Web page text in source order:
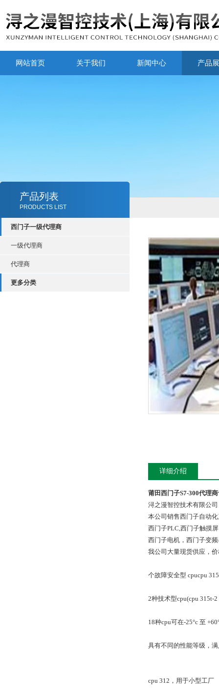
网站首页 关于我们 新闻中心 产品
产品列表
PRODUCTS LIST
西门子一级代理商
一级代理商
代理商
更多分类
详细介绍
莆田西门子S7-300代理
浔之漫智控技术有限公
本公司销售西门子自动
西门子PLC,西门子触摸
西门子电机，西门子变
我公司大量现货供应，
个故障安全型 cpucpu
2种技术型cpu(cpu 315t-2
18种cpu可在-25°c 至
具有不同的性能等级，
cpu 312，用于小型工厂